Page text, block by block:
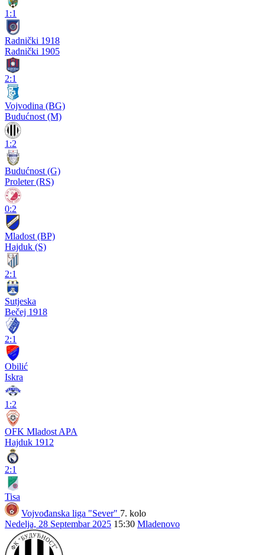
1:1
Radnički 1918
Radnički 1905
2:1
Vojvodina (BG)
Budućnost (M)
1:2
Budućnost (G)
Proleter (RS)
0:2
Mladost (BP)
Hajduk (S)
2:1
Sutjeska
Bečej 1918
2:1
Obilić
Iskra
1:2
OFK Mladost APA
Hajduk 1912
2:1
Tisa
Vojvođanska liga "Sever" 7. kolo
Nedelja, 28 Septembar 2025 15:30 Mladenovo